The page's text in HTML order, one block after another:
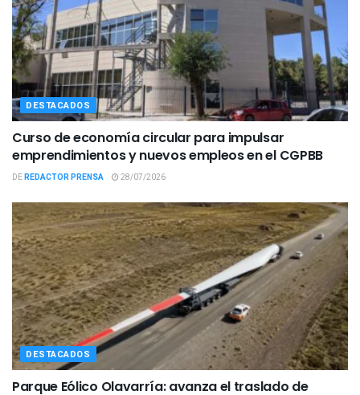
DESTACADOS
Curso de economía circular para impulsar
emprendimientos y nuevos empleos en el CGPBB
DEREDACTOR PRENSA 28/07/2026
DESTACADOS
Parque Eólico Olavarría: avanza el traslado de